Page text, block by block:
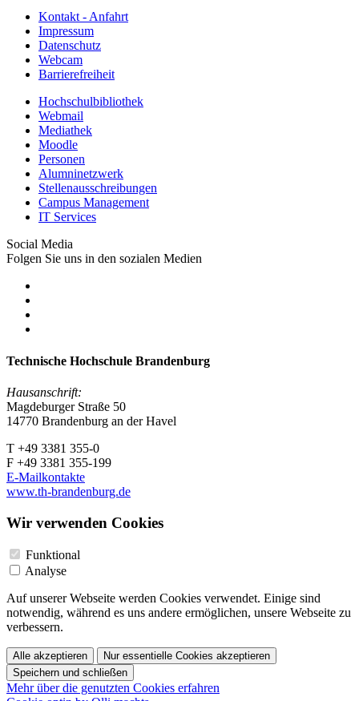
Kontakt - Anfahrt
Impressum
Datenschutz
Webcam
Barrierefreiheit
Hochschulbibliothek
Webmail
Mediathek
Moodle
Personen
Alumninetzwerk
Stellenausschreibungen
Campus Management
IT Services
Social Media
Folgen Sie uns in den sozialen Medien
Technische Hochschule Brandenburg
Hausanschrift:
Magdeburger Straße 50
14770 Brandenburg an der Havel
T +49 3381 355-0
F +49 3381 355-199
E-Mailkontakte
www.th-brandenburg.de
Wir verwenden Cookies
Funktional
Analyse
Auf unserer Webseite werden Cookies verwendet. Einige sind
notwendig, während es uns andere ermöglichen, unsere Webseite zu
verbessern.
Alle akzeptieren
Nur essentielle Cookies akzeptieren
Speichern und schließen
Mehr über die genutzten Cookies erfahren